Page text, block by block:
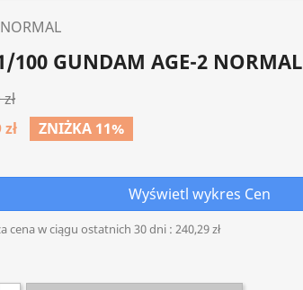
100 GUNDAM AGE-2 NORMAL
ZNIŻKA 11%
Wyświetl wykres Cen
cena w ciągu ostatnich 30 dni : 240,29 zł